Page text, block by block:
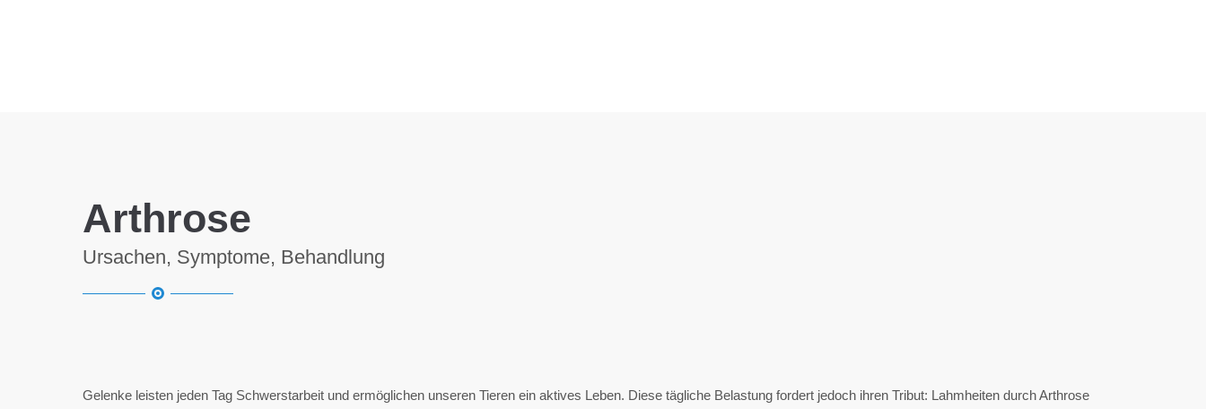
Arthrose
Ursachen, Symptome, Behandlung
Gelenke leisten jeden Tag Schwerstarbeit und ermöglichen unseren Tieren ein aktives Leben. Diese tägliche Belastung fordert jedoch ihren Tribut: Lahmheiten durch Arthrose